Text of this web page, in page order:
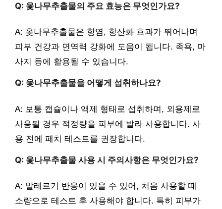
Q: 옻나무추출물의 주요 효능은 무엇인가요?
A: 옻나무추출물은 항염, 항산화 효과가 뛰어나며
피부 건강과 면역력 강화에 도움이 됩니다. 족욕, 마
사지 등에 활용될 수 있습니다.
Q: 옻나무추출물을 어떻게 섭취하나요?
A: 보통 캡슐이나 액제 형태로 섭취하며, 외용제로
사용될 경우 적정량을 피부에 발라 사용합니다. 사
용 전에 패치 테스트를 권장합니다.
Q: 옻나무추출물 사용 시 주의사항은 무엇인가요?
A: 알레르기 반응이 있을 수 있어, 처음 사용할 때
소량으로 테스트 후 사용해야 합니다. 특히 피부가